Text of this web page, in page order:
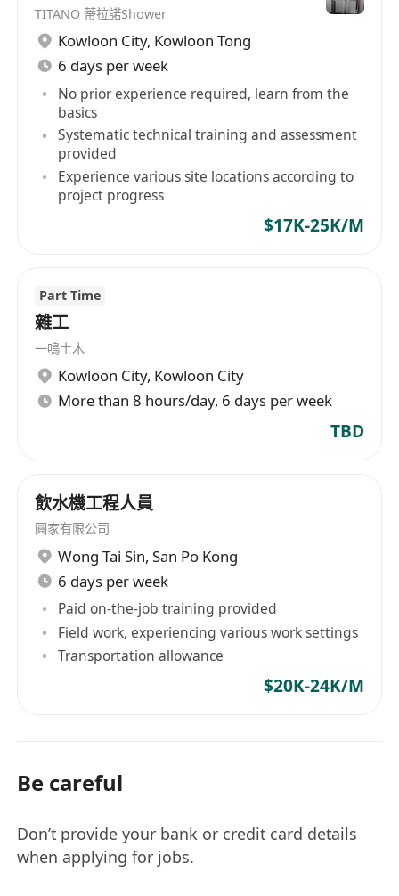
TITANO 蒂拉諾Shower
Kowloon City, Kowloon Tong
6 days per week
No prior experience required, learn from the
basics
Systematic technical training and assessment
provided
Experience various site locations according to
project progress
$17K-25K/M
Part Time
雜工
一鳴土木
Kowloon City, Kowloon City
More than 8 hours/day, 6 days per week
TBD
飲水機工程人員
圓家有限公司
Wong Tai Sin, San Po Kong
6 days per week
Paid on-the-job training provided
Field work, experiencing various work settings
Transportation allowance
$20K-24K/M
Be careful
Don’t provide your bank or credit card details
when applying for jobs.